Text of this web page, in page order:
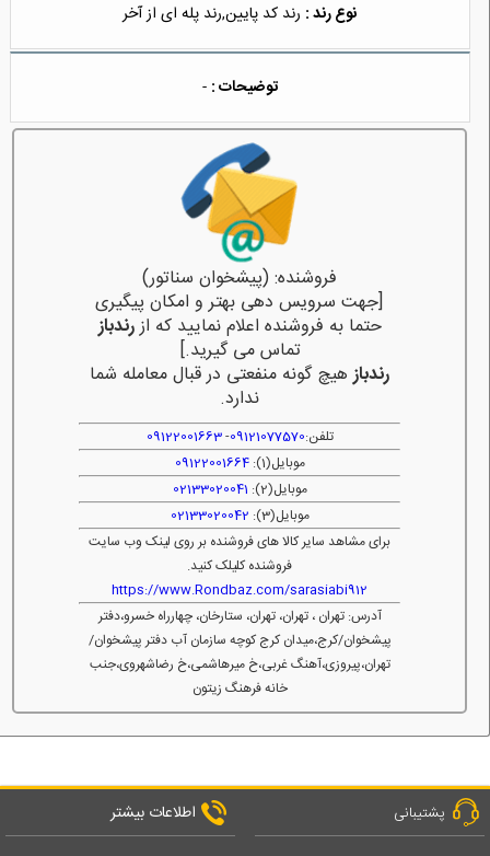
نوع رند : رند کد پایین,رند پله ای از آخر
توضیحات : -
فروشنده: (پیشخوان سناتور)
[جهت سرویس دهی بهتر و امکان پیگیری
حتما به فروشنده اعلام نمایید که ازرندباز
تماس می گیرید.]
رندبازهیچ گونه منفعتی در قبال معامله شما
ندارد.
تلفن:09121077570
-
09122001663
موبایل(1):
09122001664
موبایل(2):
02133020041
موبایل(3):
02133020042
برای مشاهد سایر کالا های فروشنده بر روی لینک وب سایت
فروشنده کلیلک کنید.
https://www.Rondbaz.com/sarasiabi912
آدرس: تهران ، تهران، تهران، ستارخان، چهارراه خسرو،دفتر
پیشخوان/کرج،میدان کرج کوچه سازمان آب دفتر پیشخوان/
تهران،پیروزی،آهنگ غربی،خ میرهاشمی،خ رضاشهروی،جنب
خانه فرهنگ زیتون
پشتیبانی اطلاعات بیشتر